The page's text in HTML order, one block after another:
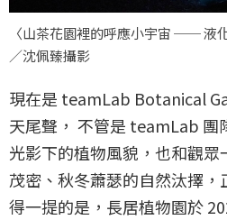
〈山茶花園裡的呼應小宇宙 ── 液
／沈佩臻攝影
現在是 teamLab Botanical
天尾聲， 不管是 teamLab 團
光影下的植物風貌，也和觀
茂密、秋冬蕭瑟的自然汰擇
得一提的是，長居植物園於